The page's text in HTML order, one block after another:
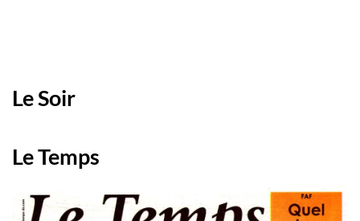
Le Soir
Le Temps